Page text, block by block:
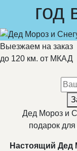
год
Выезжаем на заказ
до 120 км. от МКАД
Дед Мороз и
подарок
Настоящий